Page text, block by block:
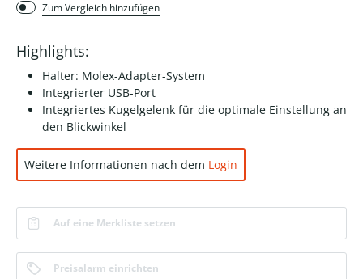
Zum Vergleich hinzufügen
Highlights:
Halter: Molex-Adapter-System
Integrierter USB-Port
Integriertes Kugelgelenk für die optimale Einstellung an
den Blickwinkel
Weitere Informationen nach dem Login
Auf eine Merkliste setzen
Preisalarm einrichten